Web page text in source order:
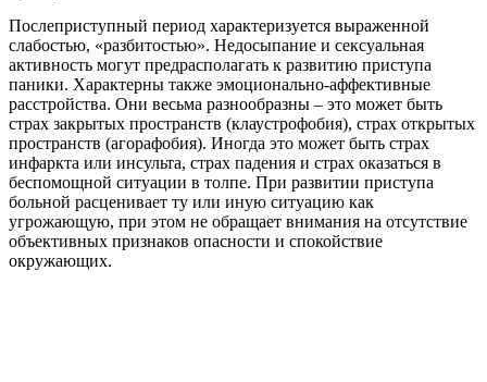
Послеприступный период характеризуется выраженной
слабостью, «разбитостью». Недосыпание и сексуальная
активность могут предрасполагать к развитию приступа
паники. Характерны также эмоционально-аффективные
расстройства. Они весьма разнообразны – это может быть
страх закрытых пространств (клаустрофобия), страх открытых
пространств (агорафобия). Иногда это может быть страх
инфаркта или инсульта, страх падения и страх оказаться в
беспомощной ситуации в толпе. При развитии приступа
больной расценивает ту или иную ситуацию как
угрожающую, при этом не обращает внимания на отсутствие
объективных признаков опасности и спокойствие
окружающих.